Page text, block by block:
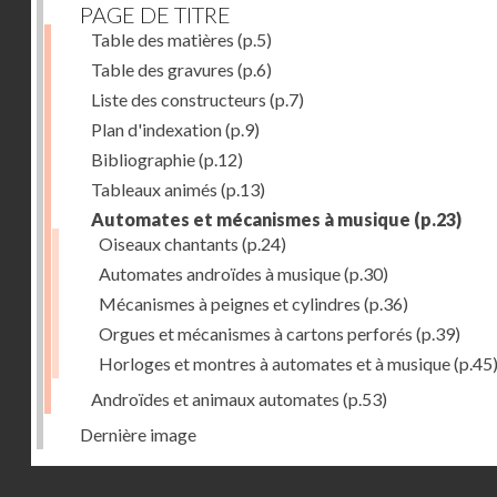
PAGE DE TITRE
Table des matières (p.5)
Table des gravures (p.6)
Liste des constructeurs (p.7)
Plan d'indexation(p.9)
Bibliographie(p.12)
Tableaux animés (p.13)
Automates et mécanismes à musique (p.23)
Oiseaux chantants (p.24)
Automates androïdes à musique(p.30)
Mécanismes à peignes et cylindres (p.36)
Orgues et mécanismes à cartons perforés (p.39)
Horloges et montres à automates et à musique(p.45)
Androïdes et animaux automates (p.53)
Dernière image